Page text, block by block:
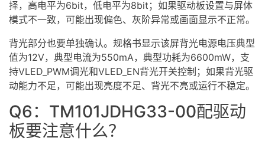
择，高电平为6bit，低电平为8bit；如果驱动板设置与屏体
模式不一致，可能出现偏色、灰阶异常或画面显示不正常。
背光部分也要单独确认。规格书显示该屏背光电源电压典型
值为12V，典型电流为550mA，典型功耗为6600mW，支
持VLED_PWM调光和VLED_EN背光开关控制；如果背光驱
动能力不足，可能出现亮度不足、背光不亮或运行不稳定。
Q6：TM101JDHG33-00配驱动
板要注意什么？